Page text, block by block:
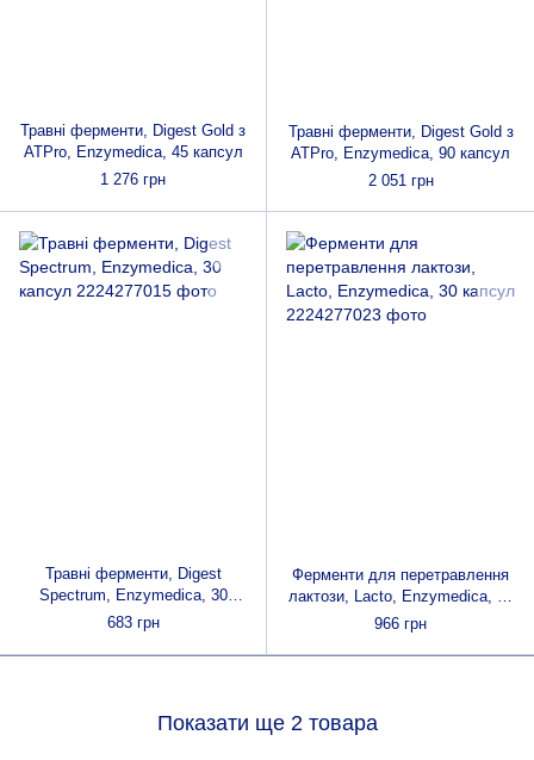
Травні ферменти, Digest Gold з
ATPro, Enzymedica, 45 капсул
1 276 грн
Травні ферменти, Digest Gold з
ATPro, Enzymedica, 90 капсул
2 051 грн
Травні ферменти, Digest
Spectrum, Enzymedica, 30
капсул
683 грн
Ферменти для перетравлення
лактози, Lacto, Enzymedica, 30
капсул
966 грн
Показати ще 2 товара